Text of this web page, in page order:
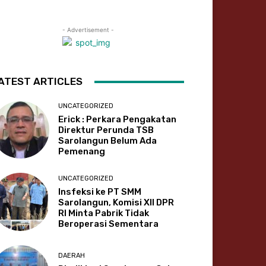
- Advertisement -
ARTICLES
UNCATEGORIZED
Erick : Perkara Pengakatan
Direktur Perunda TSB
Sarolangun Belum Ada
Pemenang
UNCATEGORIZED
Insfeksi ke PT SMM
Sarolangun, Komisi XII DPR
RI Minta Pabrik Tidak
Beroperasi Sementara
DAERAH